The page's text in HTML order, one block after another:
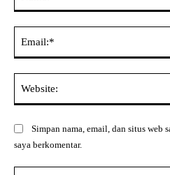
Simpan nama, email, dan situs
saya berkomentar.